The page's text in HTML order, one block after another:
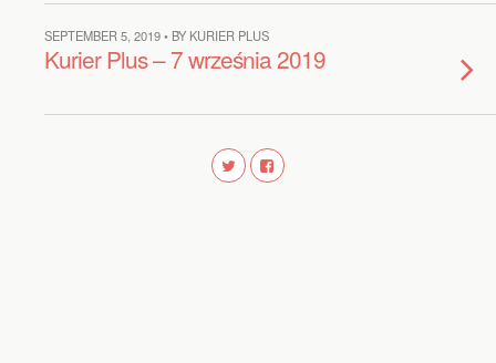
SEPTEMBER 5, 2019 • BY KURIER PLUS
Kurier Plus – 7 września 2019